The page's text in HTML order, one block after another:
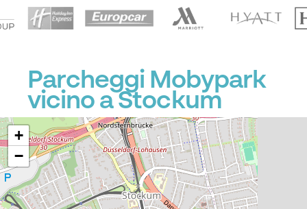
Parcheggi Mobypark
vicino a Stockum
+
−